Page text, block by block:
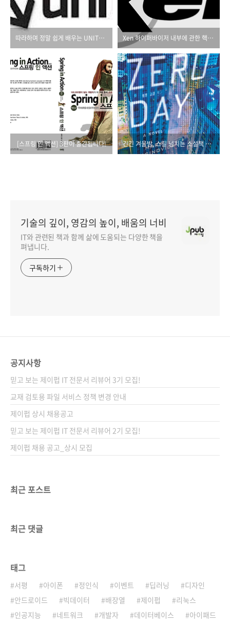
따라하며 정말 쉽게 배우는 UNITY 3D 서적 Xen 하이퍼바이저 내부에 관한 핵심 가이드!
[스프링 인 액션] 3판이 출간됩니다! 긴긴 겨울밤, 스릴 넘치는 소설책 한 권 어떠세요?
기술의 깊이, 영감의 높이, 배움의 너비
IT와 관련된 책과 함께 삶에 도움되는 다양한 책을
펴냅니다.
구독하기
공지사항
믿고 보는 제이펍 IT 전문서 리뷰어 3기 모집!
교재 검토용 파일 서비스 정책 변경 안내
제이펍 상시 채용공고
믿고 보는 제이펍 IT 전문서 리뷰어 2기 모집!
제이펍 채용 공고_상시 모집
최근 포스트
최근 댓글
태그
서평 아이폰 정인식 이벤트 딥러닝
디자인
안드로이드
빅데이터 배장열 제이펍
리눅스
인공지능
네트워크 개발자 데이터베이스 아이패드